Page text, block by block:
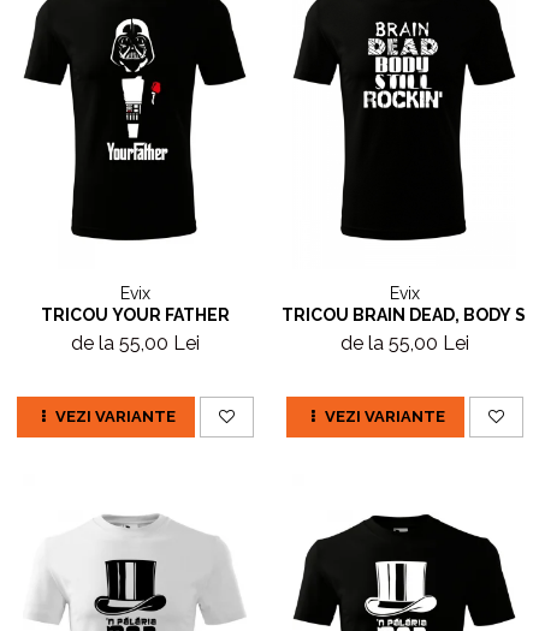
Evix
TRICOU YOUR FATHER
de la 55,00 Lei
VEZI VARIANTE
Evix
TRICOU BRAIN DEAD, BODY
de la 55,00 Lei
VEZI VARIANTE